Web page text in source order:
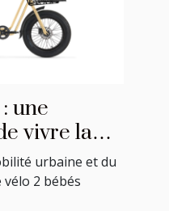
une
vivre la
urbaine et du
2 bébés